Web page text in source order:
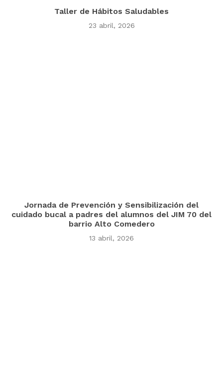
Taller de Hábitos Saludables
23 abril, 2026
Jornada de Prevención y Sensibilización del
cuidado bucal a padres del alumnos del JIM 70 del
barrio Alto Comedero
13 abril, 2026